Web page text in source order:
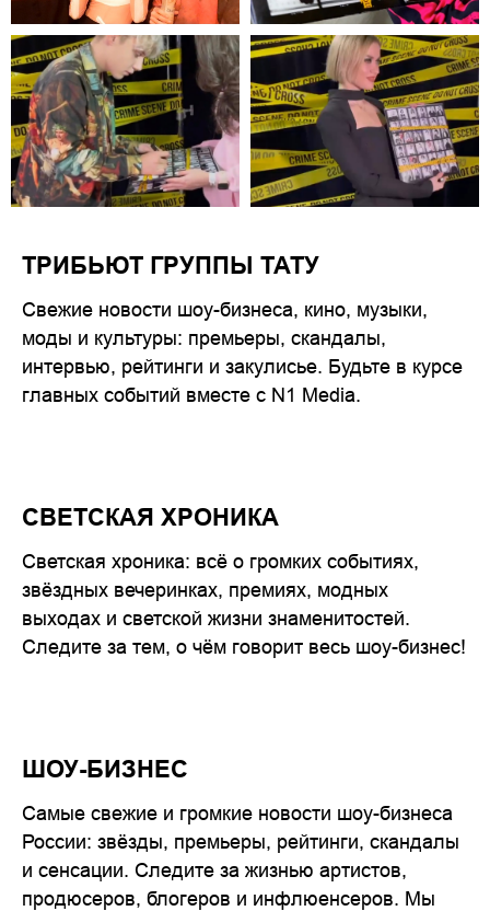
ТРИБЬЮТ ГРУППЫ ТАТУ
Свежие новости шоу-бизнеса, кино, музыки,
моды и культуры: премьеры, скандалы,
интервью, рейтинги и закулисье. Будьте в курсе
главных событий вместе с N1 Media.
СВЕТСКАЯ ХРОНИКА
Светская хроника: всё о громких событиях,
звёздных вечеринках, премиях, модных
выходах и светской жизни знаменитостей.
Следите за тем, о чём говорит весь шоу-бизнес!
ШОУ-БИЗНЕС
Самые свежие и громкие новости шоу-бизнеса
России: звёзды, премьеры, рейтинги, скандалы
и сенсации. Следите за жизнью артистов,
продюсеров, блогеров и инфлюенсеров. Мы